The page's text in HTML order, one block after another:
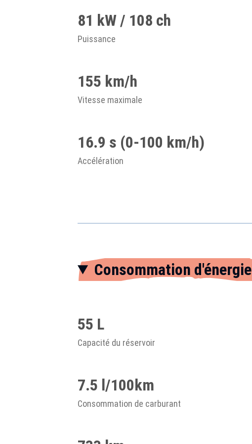
81 kW / 108 ch
Puissance
155 km/h
Vitesse maximale
16.9 s (0-100 km/h)
Accélération
Consommation d'énergie
55 L
Capacité du réservoir
7.5 l/100km
Consommation de carburant